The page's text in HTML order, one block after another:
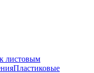
листовым
Пластиковые